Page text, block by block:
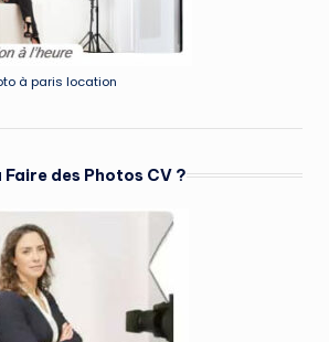
à paris location
Faire des Photos CV ?